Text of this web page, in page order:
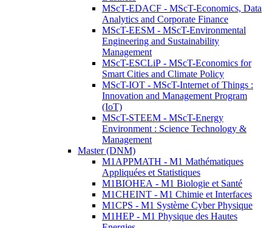
MScT-EDACF - MScT-Economics, Data
Analytics and Corporate Finance
MScT-EESM - MScT-Environmental
Engineering and Sustainability
Management
MScT-ESCLiP - MScT-Economics for
Smart Cities and Climate Policy
MScT-IOT - MScT-Internet of Things :
Innovation and Management Program
(IoT)
MScT-STEEM - MScT-Energy
Environment : Science Technology &
Management
Master (DNM)
M1APPMATH - M1 Mathématiques
Appliquées et Statistiques
M1BIOHEA - M1 Biologie et Santé
M1CHEINT - M1 Chimie et Interfaces
M1CPS - M1 Système Cyber Physique
M1HEP - M1 Physique des Hautes